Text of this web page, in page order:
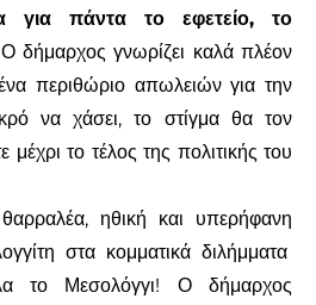
για πάντα το εφετείο, το
Ο δήμαρχος γνωρίζει καλά πλέον
περιθώριο απωλειών για την
να χάσει, το στίγμα θα τον
το τέλος της πολιτικής του
ηθική και υπερήφανη
στα κομματικά διλήμματα
το Μεσολόγγι! Ο δήμαρχος